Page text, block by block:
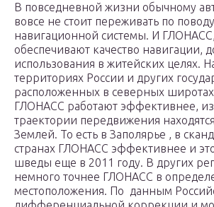
В повседневной жизни обычному
вовсе не стоит переживать по
навигационной системы. И ГЛОНАСС,
обеспечивают качество навигации,
использования в житейских целях.
территориях России и других
расположенных в северных
ГЛОНАСС работают эффективнее, из-
траектории передвижения
Землей. То есть в Заполярье , в
странах ГЛОНАСС эффективнее и
шведы еще в 2011 году. В других
немного точнее ГЛОНАСС в
местоположения. По данным